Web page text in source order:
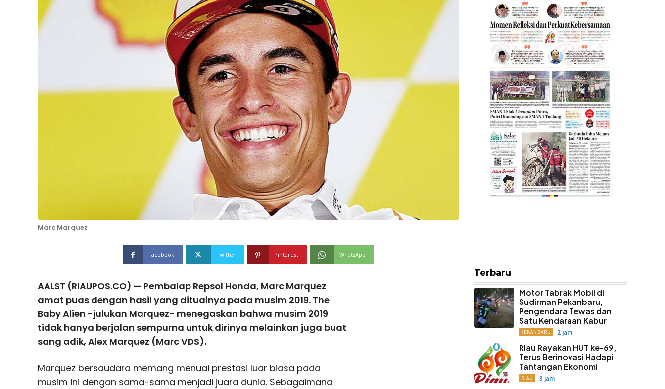
Marc Marquez
Facebook Twitter Pinterest WhatsApp
AALST (RIAUPOS.CO) — Pembalap Repsol Honda, Marc Marquez
amat puas dengan hasil yang dituainya pada musim 2019. The
Baby Alien -julukan Marquez- menegaskan bahwa musim 2019
tidak hanya berjalan sempurna untuk dirinya melainkan juga buat
sang adik, Alex Marquez (Marc VDS).
Marquez bersaudara memang menuai prestasi luar biasa pada
musim ini dengan sama-sama menjadi juara dunia. Sebagaimana
Terbaru
Motor Tabrak Mobil di
Sudirman Pekanbaru,
Pengendara Tewas dan
Satu Kendaraan Kabur
PEKANBARU 2 jam
Riau Rayakan HUT ke-69,
Terus Berinovasi Hadapi
Tantangan Ekonomi
RIAU 3 jam